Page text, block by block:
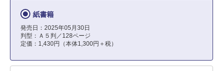
紙書籍
発売日：2025年05月30日
判型：Ａ５判／128ページ
定価：1,430円（本体1,300円＋税）